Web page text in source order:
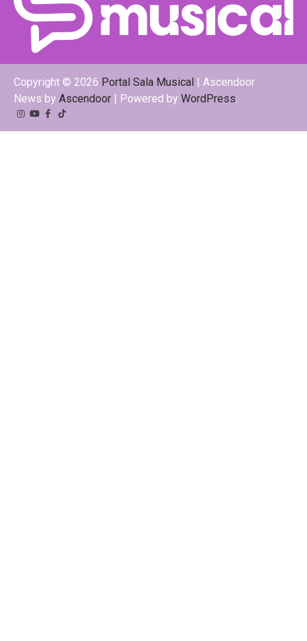
Copyright © 2026 Portal Sala Musical | Ascendoor
News by Ascendoor | Powered by WordPress.
Instagram
YouTube
Facebook
Tiktok